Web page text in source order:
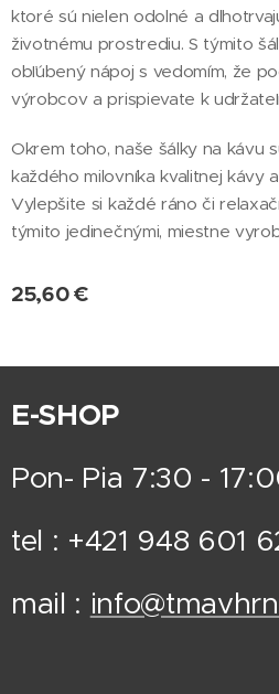
ktoré sú nielen odolné a
životnému prostrediu. S týmito
obľúbený nápoj s vedomím, že
výrobcov a prispievate k
Okrem toho, naše šálky na kávu
každého milovníka kvalitnej kávy
Vylepšite si každé ráno či
týmito jedinečnými, miestne
25,60€
E-SHOP
Pon- Pia 7:30 -
tel : +421 948 601
mail :